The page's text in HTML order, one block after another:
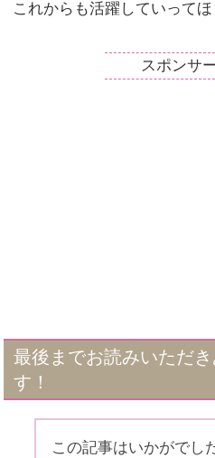
これからも活躍していってほ
スポンサ
最後までお読みいただ
す！
この記事はいかがでし